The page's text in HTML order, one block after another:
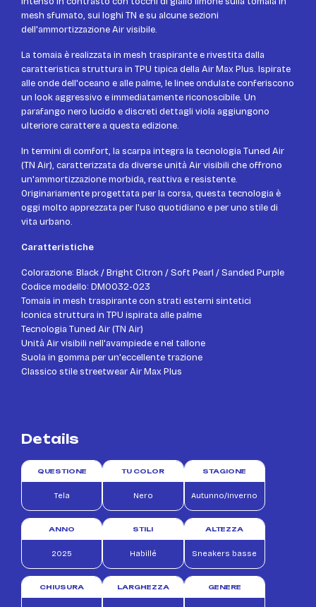
mesh sfumato, sui loghi TN e su alcune sezioni
dell'ammortizzazione Air visibile.
La tomaia è realizzata in mesh traspirante e rivestita dalla
caratteristica struttura in TPU tipica della Air Max Plus. Ispirate
alle onde dell'oceano e alle palme, le linee ondulate conferiscono
un look aggressivo e immediatamente riconoscibile. Un
parafango nero lucido e discreti dettagli viola aggiungono
ulteriore carattere a questa edizione.
In termini di comfort, la scarpa integra la tecnologia Tuned Air
(TN Air), caratterizzata da diverse unità Air visibili che offrono
un'ammortizzazione morbida, reattiva e resistente.
Originariamente progettata per la corsa, questa tecnologia è
oggi molto apprezzata per l'uso quotidiano e per uno stile di
vita urbano.
Caratteristiche
Colorazione: Black / Bright Citron / Soft Pearl / Sanded Purple
Codice modello: DM0032-023
Tomaia in mesh traspirante con strati esterni sintetici
Iconica struttura in TPU ispirata alle palme
Tecnologia Tuned Air (TN Air)
Unità Air visibili nell'avampiede e nel tallone
Suola in gomma per un'eccellente trazione
Classico stile streetwear Air Max Plus
Details
QUESTIONE
Tela
TU COLOR
Nero
STAGIONE
Autunno/Inverno
ANNO
2025
STILI
Habillé
ALTEZZA
Sneakers basse
CHIUSURA LARGHEZZA GENERE